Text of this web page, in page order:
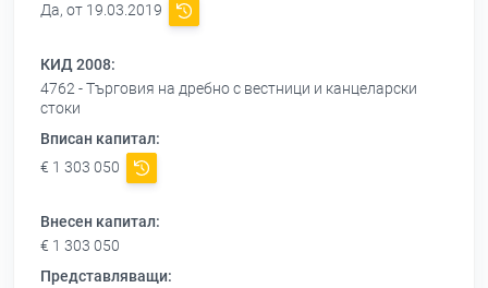
Да, от 19.03.2019
КИД 2008:
4762 - Търговия на дребно с вестници и канцеларски
стоки
Вписан капитал:
€ 1 303 050
Внесен капитал:
€ 1 303 050
Представляващи: